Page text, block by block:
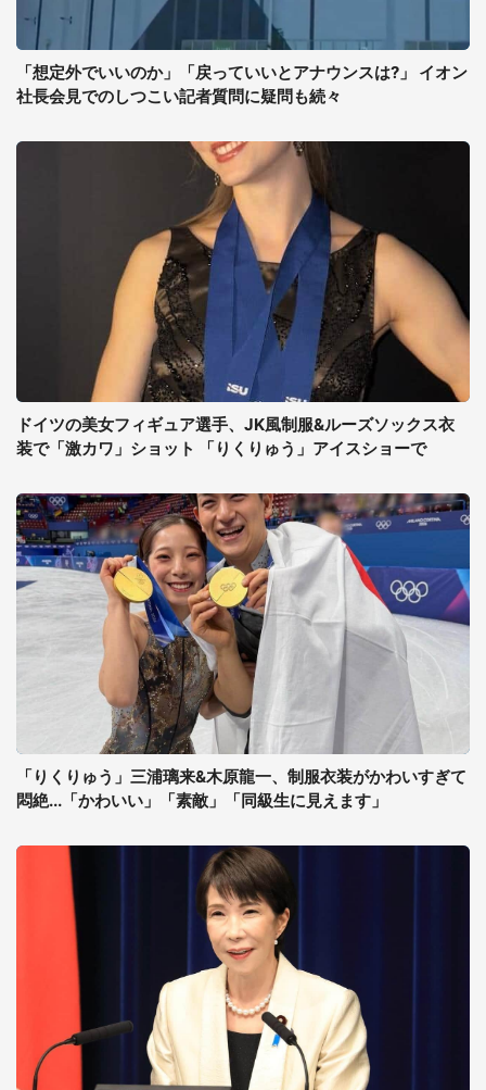
「想定外でいいのか」「戻っていいとアナウンスは?」 イオン
社長会見でのしつこい記者質問に疑問も続々
ドイツの美女フィギュア選手、JK風制服&ルーズソックス衣
装で「激カワ」ショット 「りくりゅう」アイスショーで
「りくりゅう」三浦璃来&木原龍一、制服衣装がかわいすぎて
悶絶...「かわいい」「素敵」「同級生に見えます」